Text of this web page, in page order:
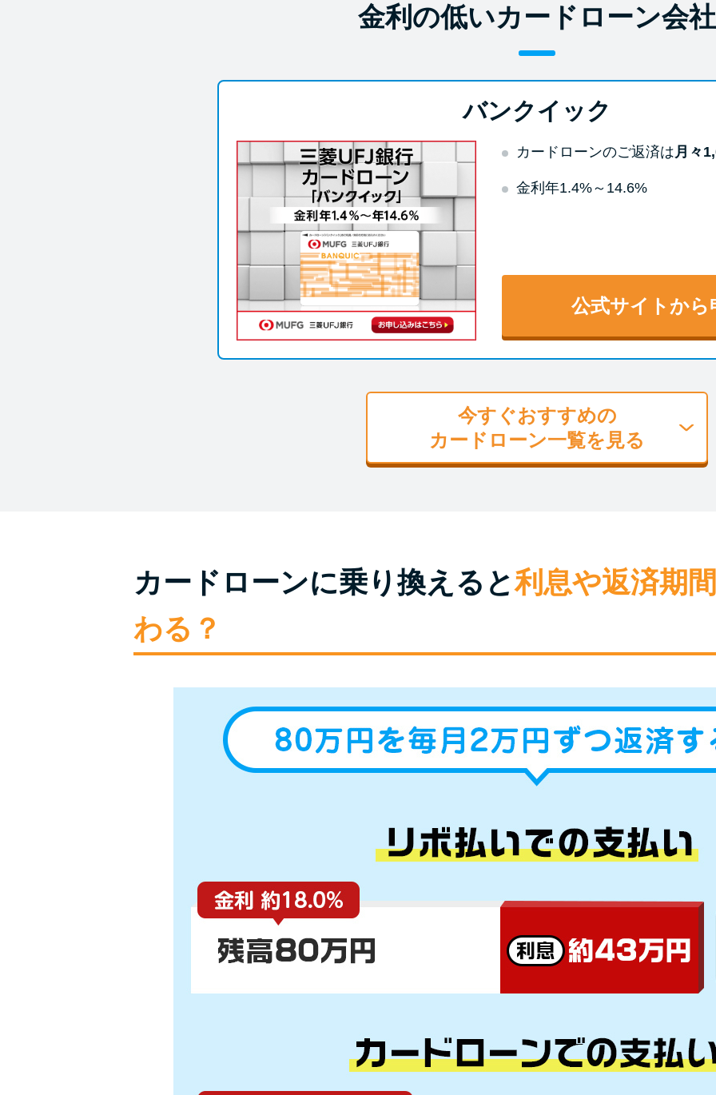
金利の低いカードローン会社
バンクイック
カードローンのご返済は 月々
金利年1.4%～14.6%
公式サイトから
今すぐおすすめの
カードローン一覧を見る
カードローンに乗り換えると利息や返済期
わる？